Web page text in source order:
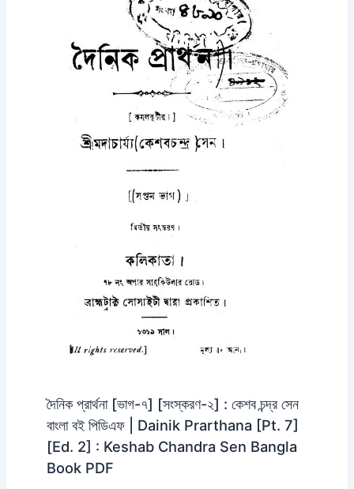
দৈনিক প্রার্থনা [ভাগ-৭] [সংস্করণ-২] : কেশব চন্দ্র সেন
বাংলা বই পিডিএফ | Dainik Prarthana [Pt. 7]
[Ed. 2] : Keshab Chandra Sen Bangla
Book PDF